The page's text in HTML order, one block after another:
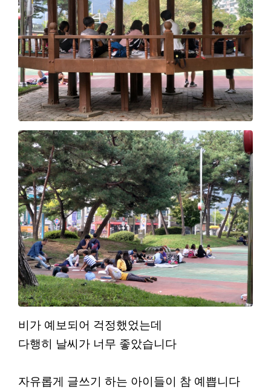
비가 예보되어 걱정했었는데
다행히 날씨가 너무 좋았습니다
자유롭게 글쓰기 하는 아이들이 참 예쁩니다